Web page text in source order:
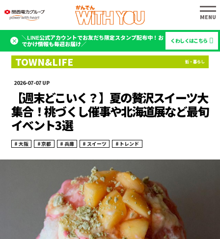
＼LINE公式アカウントでお友だち限定スタンプ配布中！お
でかけ情報も毎週お届け／
くわしくはこちら
2026-07-07
【週末どこいく？】夏の贅沢スイーツ大
集合！桃づくし催事や北海道展など最旬
イベント3選
大阪 京都 兵庫 スイーツ トレンド